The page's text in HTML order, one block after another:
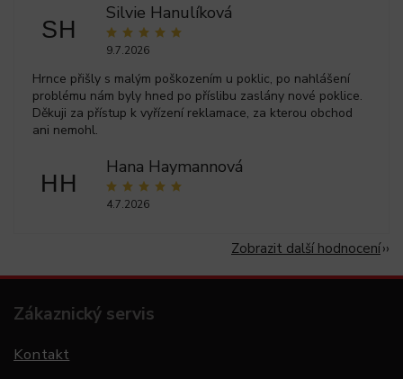
SH
Silvie Hanulíková
9.7.2026
Hrnce přišly s malým poškozením u poklic, po nahlášení
problému nám byly hned po příslibu zaslány nové poklice.
Děkuji za přístup k vyřízení reklamace, za kterou obchod
ani nemohl.
HH
Hana Haymannová
4.7.2026
Zobrazit další hodnocení
Zákaznický servis
Kontakt